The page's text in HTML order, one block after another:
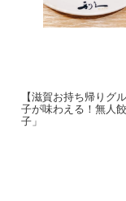
【滋賀お持ち帰りグ
子が味わえる！無人
子」